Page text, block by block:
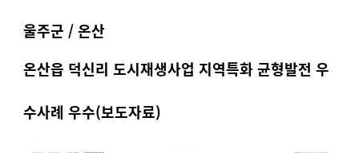
울주군 / 온산
온산읍 덕신리 도시재생사업 지역특화 균형발전 우
수사례 우수(보도자료)